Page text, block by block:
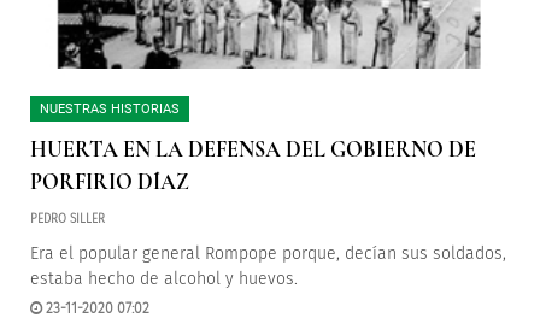
NUESTRAS HISTORIAS
HUERTA EN LA DEFENSA DEL GOBIERNO DE
PORFIRIO DÍAZ
PEDRO SILLER
Era el popular general Rompope porque, decían sus soldados,
estaba hecho de alcohol y huevos.
23-11-2020 07:02